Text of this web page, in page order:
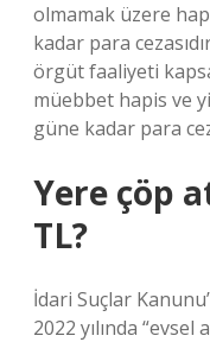
olmamak üzere
kadar para
örgüt faaliyeti
müebbet hapis ve
güne kadar para
Yere çöp
TL?
İdari Suçlar
2022 yılında “evsel